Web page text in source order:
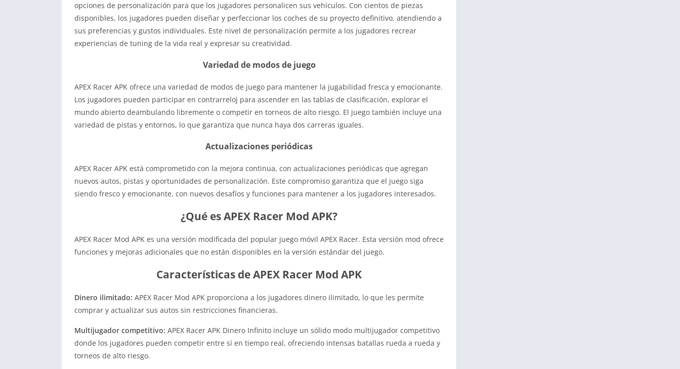
opciones de personalización para que los jugadores personalicen sus vehículos. Con cientos de piezas
disponibles, los jugadores pueden diseñar y perfeccionar los coches de su proyecto definitivo, atendiendo a
sus preferencias y gustos individuales. Este nivel de personalización permite a los jugadores recrear
experiencias de tuning de la vida real y expresar su creatividad.
Variedad de modos de juego
APEX Racer APK ofrece una variedad de modos de juego para mantener la jugabilidad fresca y emocionante.
Los jugadores pueden participar en contrarreloj para ascender en las tablas de clasificación, explorar el
mundo abierto deambulando libremente o competir en torneos de alto riesgo. El juego también incluye una
variedad de pistas y entornos, lo que garantiza que nunca haya dos carreras iguales.
Actualizaciones periódicas
APEX Racer APK está comprometido con la mejora continua, con actualizaciones periódicas que agregan
nuevos autos, pistas y oportunidades de personalización. Este compromiso garantiza que el juego siga
siendo fresco y emocionante, con nuevos desafíos y funciones para mantener a los jugadores interesados.
¿Qué es APEX Racer Mod APK?
APEX Racer Mod APK es una versión modificada del popular juego móvil APEX Racer. Esta versión mod ofrece
funciones y mejoras adicionales que no están disponibles en la versión estándar del juego.
Características de APEX Racer Mod APK
Dinero ilimitado: APEX Racer Mod APK proporciona a los jugadores dinero ilimitado, lo que les permite
comprar y actualizar sus autos sin restricciones financieras.
Multijugador competitivo: APEX Racer APK Dinero Infinito incluye un sólido modo multijugador competitivo
donde los jugadores pueden competir entre sí en tiempo real, ofreciendo intensas batallas rueda a rueda y
torneos de alto riesgo.